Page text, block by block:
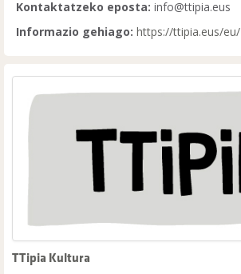
Kontaktatzeko eposta: info@ttipia.eus
Informazio gehiago: https://ttipia.eus/eu/
TTipia Kultura